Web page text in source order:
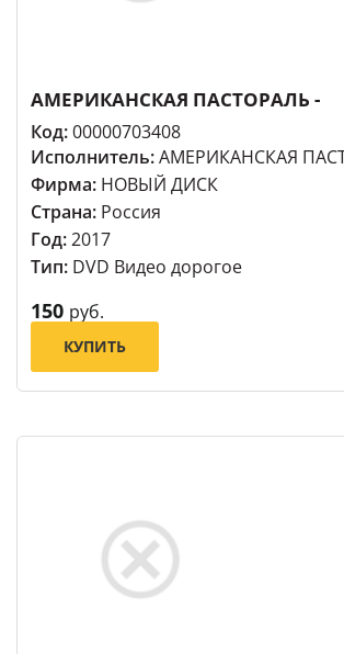
АМЕРИКАНСКАЯ ПАСТОРАЛЬ -
Код:00000703408
Исполнитель:АМЕРИКАНСКАЯ
Фирма: НОВЫЙ ДИСК
Страна: Россия
Год:2017
Тип: DVD Видео дорогое
150 руб.
КУПИТЬ